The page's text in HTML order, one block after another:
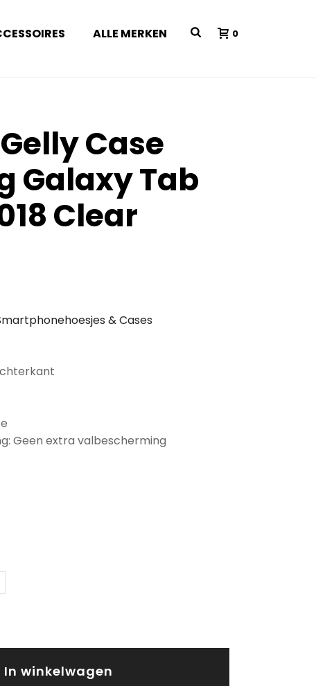
ALLE MERKEN 0
Case
Galaxy Tab
Clear
& Cases
Geen extra valbescherming
In winkelwagen